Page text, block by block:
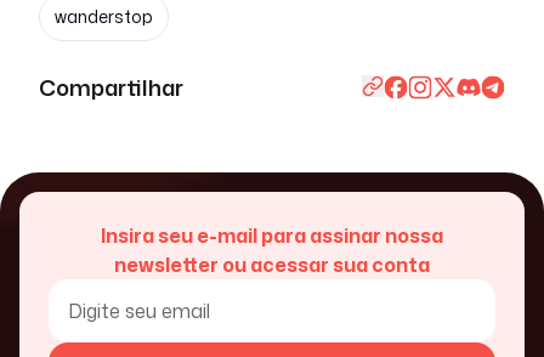
wanderstop
Compartilhar
Insira seu e-mail para assinar nossa
newsletter ou acessar sua conta